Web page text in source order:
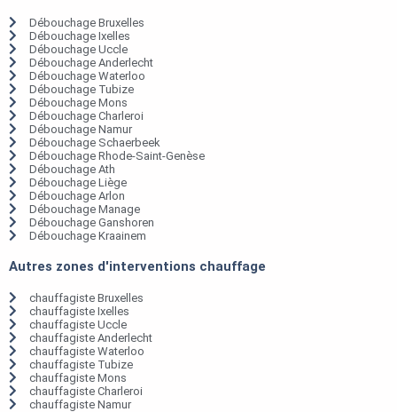
Débouchage Bruxelles
Débouchage Ixelles
Débouchage Uccle
Débouchage Anderlecht
Débouchage Waterloo
Débouchage Tubize
Débouchage Mons
Débouchage Charleroi
Débouchage Namur
Débouchage Schaerbeek
Débouchage Rhode-Saint-Genèse
Débouchage Ath
Débouchage Liège
Débouchage Arlon
Débouchage Manage
Débouchage Ganshoren
Débouchage Kraainem
Autres zones d'interventions chauffage
chauffagiste Bruxelles
chauffagiste Ixelles
chauffagiste Uccle
chauffagiste Anderlecht
chauffagiste Waterloo
chauffagiste Tubize
chauffagiste Mons
chauffagiste Charleroi
chauffagiste Namur